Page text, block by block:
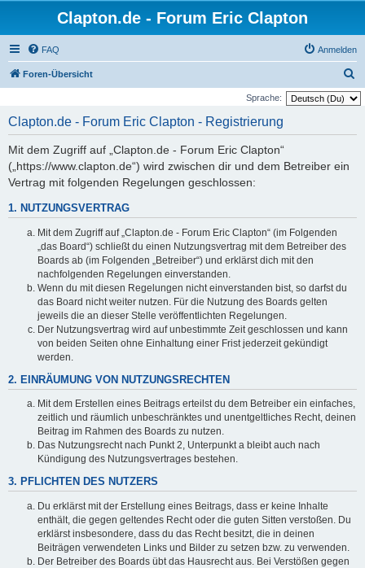
Clapton.de - Forum Eric Clapton
FAQ Anmelden
Foren-Übersicht
u
Sprache:
Clapton.de - Forum Eric Clapton - Registrierung
Mit dem Zugriff auf „Clapton.de - Forum Eric Clapton“
(„https://www.clapton.de“) wird zwischen dir und dem Betreiber ein
Vertrag mit folgenden Regelungen geschlossen:
1. NUTZUNGSVERTRAG
Mit dem Zugriff auf „Clapton.de - Forum Eric Clapton“ (im Folgenden
„das Board“) schließt du einen Nutzungsvertrag mit dem Betreiber des
Boards ab (im Folgenden „Betreiber“) und erklärst dich mit den
nachfolgenden Regelungen einverstanden.
Wenn du mit diesen Regelungen nicht einverstanden bist, so darfst du
das Board nicht weiter nutzen. Für die Nutzung des Boards gelten
jeweils die an dieser Stelle veröffentlichten Regelungen.
Der Nutzungsvertrag wird auf unbestimmte Zeit geschlossen und kann
von beiden Seiten ohne Einhaltung einer Frist jederzeit gekündigt
werden.
2. EINRÄUMUNG VON NUTZUNGSRECHTEN
Mit dem Erstellen eines Beitrags erteilst du dem Betreiber ein einfaches,
zeitlich und räumlich unbeschränktes und unentgeltliches Recht, deinen
Beitrag im Rahmen des Boards zu nutzen.
Das Nutzungsrecht nach Punkt 2, Unterpunkt a bleibt auch nach
Kündigung des Nutzungsvertrages bestehen.
3. PFLICHTEN DES NUTZERS
Du erklärst mit der Erstellung eines Beitrags, dass er keine Inhalte
enthält, die gegen geltendes Recht oder die guten Sitten verstoßen. Du
erklärst insbesondere, dass du das Recht besitzt, die in deinen
Beiträgen verwendeten Links und Bilder zu setzen bzw. zu verwenden.
Der Betreiber des Boards übt das Hausrecht aus. Bei Verstößen gegen